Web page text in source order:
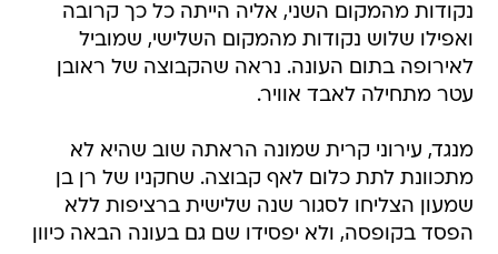
נקודות מהמקום השני, אליה הייתה כל כך קרובה
ואפילו שלוש נקודות מהמקום השלישי, שמוביל
לאירופה בתום העונה. נראה שהקבוצה של ראובן
עטר מתחילה לאבד אוויר.
מנגד, עירוני קרית שמונה הראתה שוב שהיא לא
מתכוונת לתת כלום לאף קבוצה. שחקניו של רן בן
שמעון הצליחו לסגור שנה שלישית ברציפות ללא
הפסד בקופסה, ולא יפסידו שם גם בעונה הבאה כיוון